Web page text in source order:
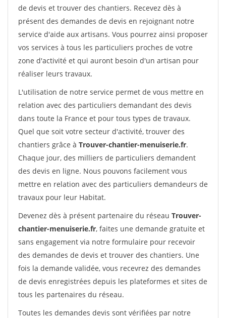
de devis et trouver des chantiers. Recevez dès à
présent des demandes de devis en rejoignant notre
service d'aide aux artisans. Vous pourrez ainsi proposer
vos services à tous les particuliers proches de votre
zone d'activité et qui auront besoin d'un artisan pour
réaliser leurs travaux.
L'utilisation de notre service permet de vous mettre en
relation avec des particuliers demandant des devis
dans toute la France et pour tous types de travaux.
Quel que soit votre secteur d'activité, trouver des
chantiers grâce à Trouver-chantier-menuiserie.fr.
Chaque jour, des milliers de particuliers demandent
des devis en ligne. Nous pouvons facilement vous
mettre en relation avec des particuliers demandeurs de
travaux pour leur Habitat.
Devenez dès à présent partenaire du réseau Trouver-
chantier-menuiserie.fr, faites une demande gratuite et
sans engagement via notre formulaire pour recevoir
des demandes de devis et trouver des chantiers. Une
fois la demande validée, vous recevrez des demandes
de devis enregistrées depuis les plateformes et sites de
tous les partenaires du réseau.
Toutes les demandes devis sont vérifiées par notre